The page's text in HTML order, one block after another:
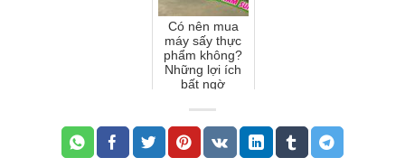
Có nên mua
máy sấy thực
phẩm không?
Những lợi ích
bất ngờ